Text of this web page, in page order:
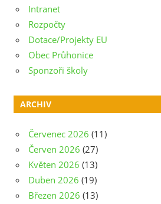
Intranet
Rozpočty
Dotace/Projekty EU
Obec Průhonice
Sponzoři školy
ARCHIV
Červenec 2026 (11)
Červen 2026 (27)
Květen 2026 (13)
Duben 2026 (19)
Březen 2026 (13)